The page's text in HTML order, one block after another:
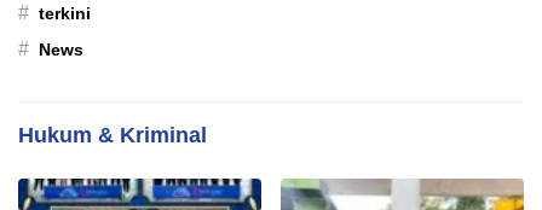
# terkini
# News
Hukum & Kriminal